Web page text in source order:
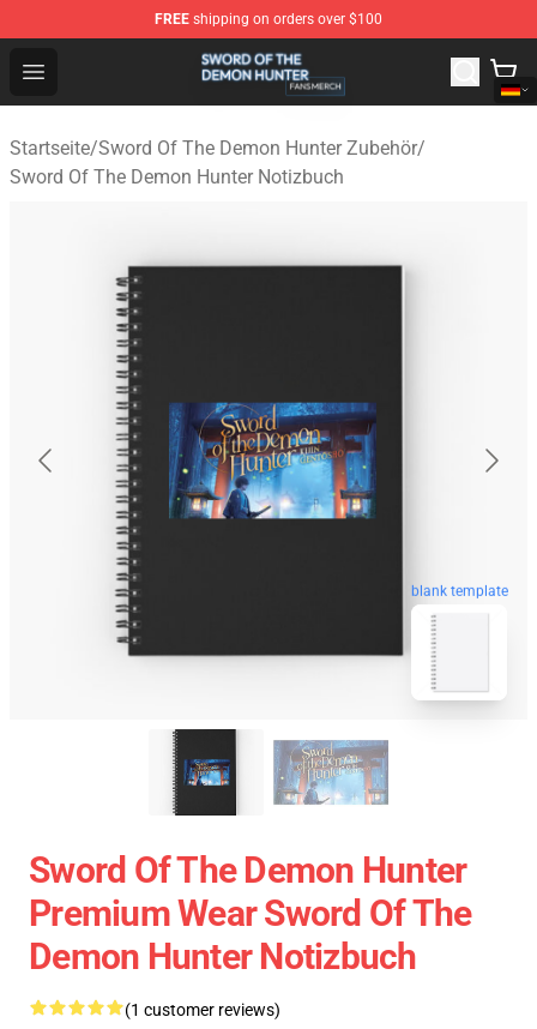
FREE shipping on orders over $100
Open menu
Sword Of The Demon Hunter Shop - Official Sword Of
Startseite/Sword Of The Demon Hunter Zubehör/
Sword Of The Demon Hunter Notizbuch
blank template
Sword Of The Demon Hunter
Premium Wear Sword Of The
Demon Hunter Notizbuch
(1 customer reviews)